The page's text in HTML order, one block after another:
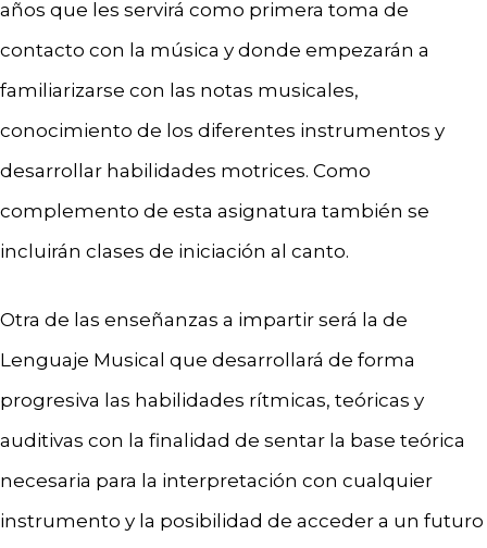
años que les servirá como primera toma de
contacto con la música y donde empezarán a
familiarizarse con las notas musicales,
conocimiento de los diferentes instrumentos y
desarrollar habilidades motrices. Como
complemento de esta asignatura también se
incluirán clases de iniciación al canto.
Otra de las enseñanzas a impartir será la de
Lenguaje Musical que desarrollará de forma
progresiva las habilidades rítmicas, teóricas y
auditivas con la finalidad de sentar la base teórica
necesaria para la interpretación con cualquier
instrumento y la posibilidad de acceder a un futuro